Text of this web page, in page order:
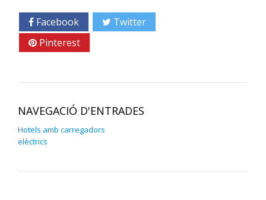
Facebook Twitter
Pinterest
NAVEGACIÓ D'ENTRADES
Hotels amb carregadors
elèctrics